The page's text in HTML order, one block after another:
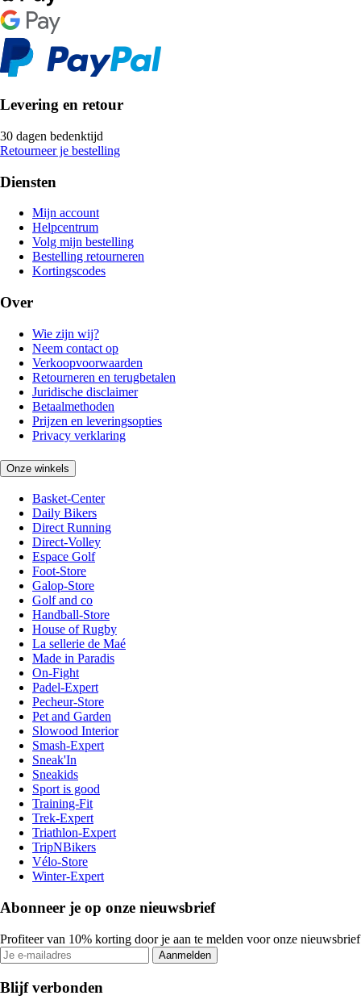
Levering en retour
30 dagen bedenktijd
Retourneer je bestelling
Diensten
Mijn account
Helpcentrum
Volg mijn bestelling
Bestelling retourneren
Kortingscodes
Over
Wie zijn wij?
Neem contact op
Verkoopvoorwaarden
Retourneren en terugbetalen
Juridische disclaimer
Betaalmethoden
Prijzen en leveringsopties
Privacy verklaring
Onze winkels
Basket-Center
Daily Bikers
Direct Running
Direct-Volley
Espace Golf
Foot-Store
Galop-Store
Golf and co
Handball-Store
House of Rugby
La sellerie de Maé
Made in Paradis
On-Fight
Padel-Expert
Pecheur-Store
Pet and Garden
Slowood Interior
Smash-Expert
Sneak'In
Sneakids
Sport is good
Training-Fit
Trek-Expert
Triathlon-Expert
TripNBikers
Vélo-Store
Winter-Expert
Abonneer je op onze nieuwsbrief
Profiteer van 10% korting door je aan te melden voor onze nieuwsbrief
Aanmelden
Blijf verbonden